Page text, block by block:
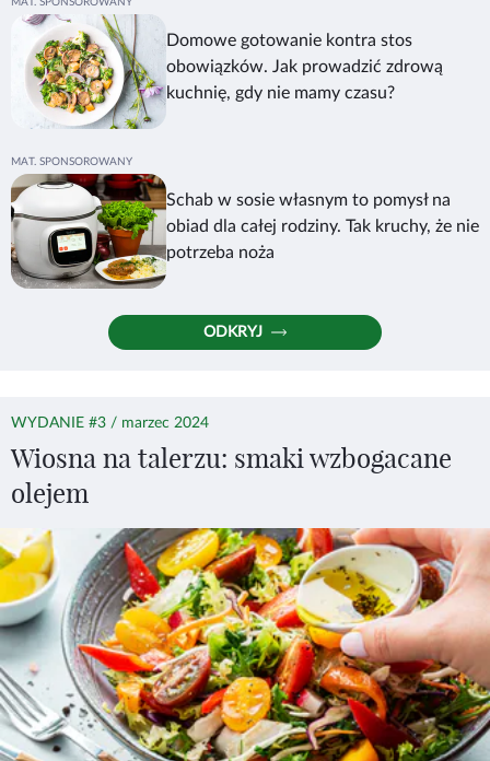
Domowe gotowanie kontra stos
obowiązków. Jak prowadzić zdrową
kuchnię, gdy nie mamy czasu?
Schab w sosie własnym to pomysł na
obiad dla całej rodziny. Tak kruchy, że nie
potrzeba noża
ODKRYJ
WYDANIE #3 / marzec 2024
Wiosna na talerzu: smaki wzbogacane
olejem